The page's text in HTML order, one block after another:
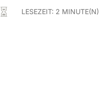
 LESEZEIT: 2 MINUTE(N)